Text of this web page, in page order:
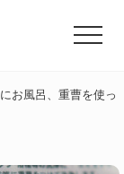
Menu
お風呂、重曹を使っ